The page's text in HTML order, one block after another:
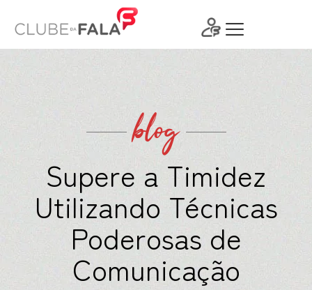
para
blog
Supere a Timidez
Utilizando Técnicas
Poderosas de
Comunicação